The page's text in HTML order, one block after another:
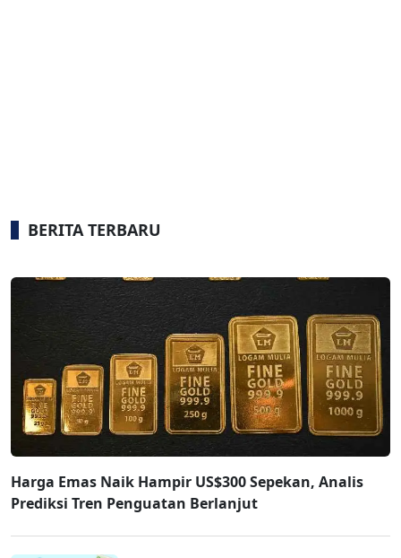
BERITA TERBARU
Harga Emas Naik Hampir US$300 Sepekan, Analis
Prediksi Tren Penguatan Berlanjut